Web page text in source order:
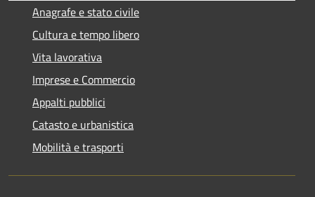
Anagrafe e stato civile
Cultura e tempo libero
Vita lavorativa
Imprese e Commercio
Appalti pubblici
Catasto e urbanistica
Mobilità e trasporti